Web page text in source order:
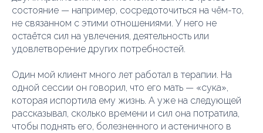
состояние — например, сосредоточиться на чём-то,
не связанном с этими отношениями. У него не
остаётся сил на увлечения, деятельность или
удовлетворение других потребностей.
Один мой клиент много лет работал в терапии. На
одной сессии он говорил, что его мать — «сука»,
которая испортила ему жизнь. А уже на следующей
рассказывал, сколько времени и сил она потратила,
чтобы поднять его, болезненного и астеничного в